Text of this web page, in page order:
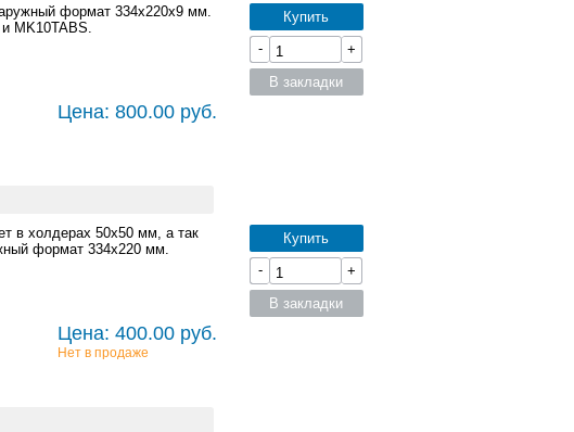
формат 334x220x9 мм.
MK10TABS.
Цена: 800.00 руб.
Купить
-
+
В закладки
в холдерах 50x50 мм, а так
формат 334x220 мм.
Цена: 400.00 руб.
Нет в продаже
Купить
-
+
В закладки